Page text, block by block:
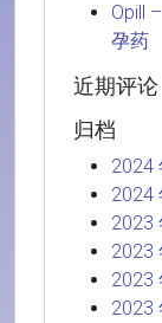
Opill
孕药
近期评论
归档
2024
2024
2023
2023
2023
2023